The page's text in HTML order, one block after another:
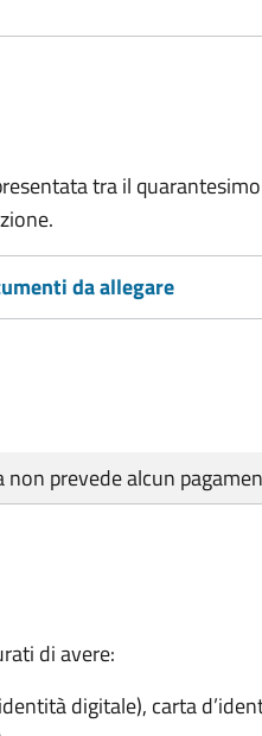
tra il
da allegare
prevede alcun
di avere:
digitale), carta